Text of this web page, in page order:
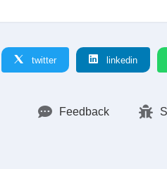
twitter linkedin
Feedback